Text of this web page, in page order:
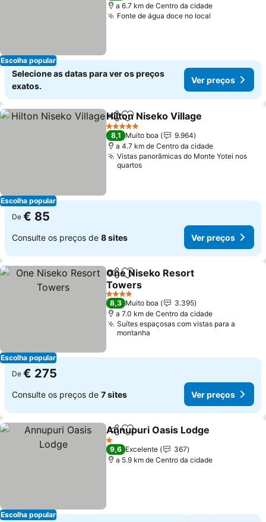
Escolha popular
a 6.7 km de Centro da cidade
Fonte de água doce no local
Selecione as datas para ver os preços
exatos.
Ver preços
Escolha popular
PartilharAdicionar aos favoritos
Hilton Niseko Village
5 Estrelas
8,1 Muito boa
9.964
a 4.7 km de Centro da cidade
Vistas panorâmicas do Monte Yotei nos
quartos
De € 85
Consulte os preços de 8 sites Ver preços
Escolha popular
PartilharAdicionar aos favoritos
One Niseko Resort
Towers
Ver preços
4 Estrelas
8,3 Muito boa
3.395
a 7.0 km de Centro da cidade
Suítes espaçosas com vistas para a
montanha
De € 275
Consulte os preços de 7 sites Ver preços
Escolha popular
PartilharAdicionar aos favoritos
Annupuri Oasis Lodge
1 Estrelas
9,6 Excelente
367
a 5.9 km de Centro da cidade